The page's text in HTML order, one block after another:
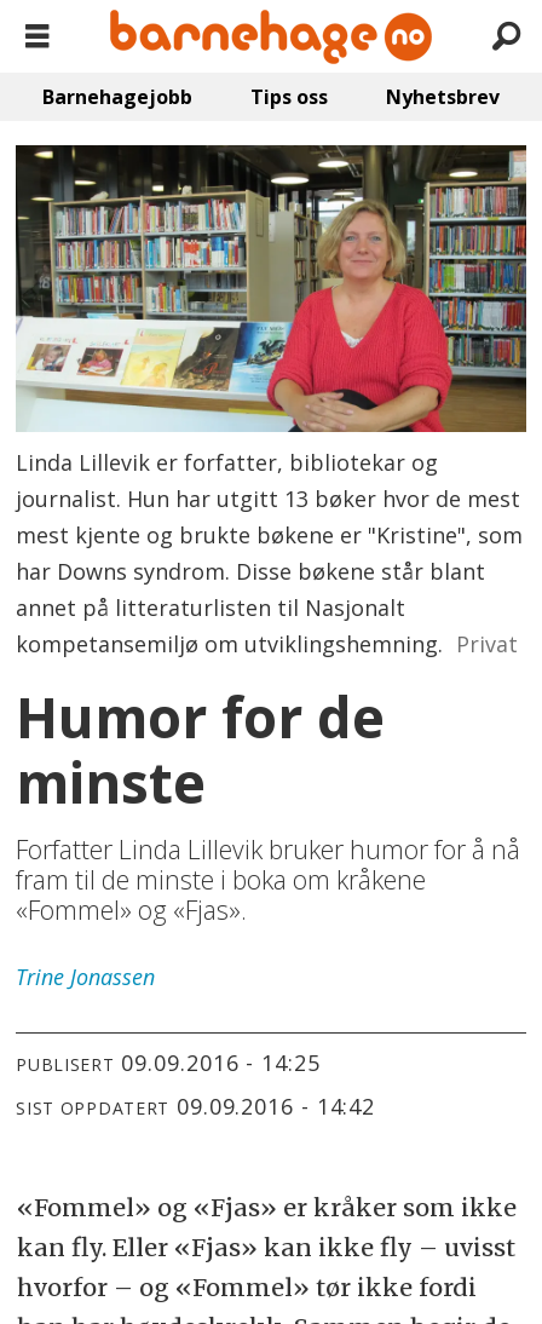
Barnehagejobb Tips oss Nyhetsbrev
Linda Lillevik er forfatter, bibliotekar og
journalist. Hun har utgitt 13 bøker hvor de mest
mest kjente og brukte bøkene er "Kristine", som
har Downs syndrom. Disse bøkene står blant
annet på litteraturlisten til Nasjonalt
kompetansemiljø om utviklingshemning. Privat
Humor for de
minste
Forfatter Linda Lillevik bruker humor for å nå
fram til de minste i boka om kråkene
«Fommel» og «Fjas».
Trine Jonassen
PUBLISERT 09.09.2016 - 14:25
SIST OPPDATERT 09.09.2016 - 14:42
«Fommel» og «Fjas» er kråker som ikke
kan fly. Eller «Fjas» kan ikke fly – uvisst
hvorfor – og «Fommel» tør ikke fordi